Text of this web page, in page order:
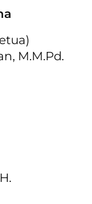
M.M.Pd.